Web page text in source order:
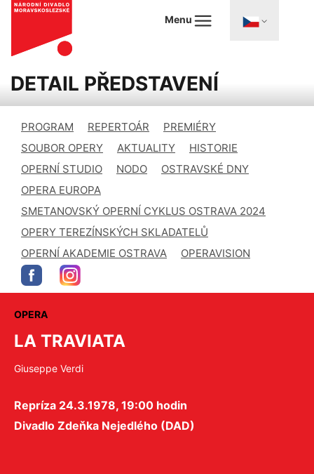
Menu
DETAIL PŘEDSTAVENÍ
PROGRAM REPERTOÁR
PREMIÉRY
SOUBOR OPERY
AKTUALITY
HISTORIE
OPERNÍ STUDIO
NODO
OSTRAVSKÉ DNY
OPERA EUROPA
SMETANOVSKÝ OPERNÍ CYKLUS OSTRAVA 2024
OPERY TEREZÍNSKÝCH SKLADATELŮ
OPERNÍ AKADEMIE OSTRAVA
OPERAVISION
OPERA
LA TRAVIATA
Giuseppe Verdi
Repríza 24.3.1978, 19:00 hodin
Divadlo Zdeňka Nejedlého (DAD)